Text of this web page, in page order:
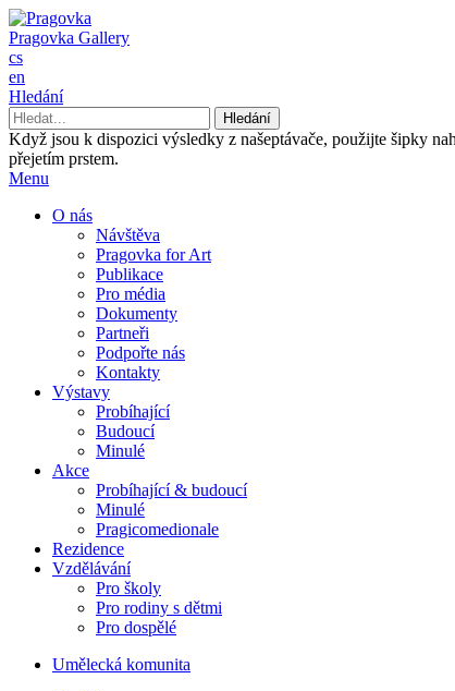
Pragovka Gallery
cs
en
Hledání
Když jsou k dispozici výsledky z našeptávače, použijte šipky
přejetím prstem.
Menu
O nás
Návštěva
Pragovka for Art
Publikace
Pro média
Dokumenty
Partneři
Podpořte nás
Kontakty
Výstavy
Probíhající
Budoucí
Minulé
Akce
Probíhající & budoucí
Minulé
Pragicomedionale
Rezidence
Vzdělávání
Pro školy
Pro rodiny s dětmi
Pro dospělé
Umělecká komunita